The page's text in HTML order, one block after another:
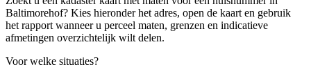
Baltimorehof? Kies hieronder het adres, open de kaart en gebruik
het rapport wanneer u perceel maten, grenzen en indicatieve
afmetingen overzichtelijk wilt delen.
Voor welke situaties?